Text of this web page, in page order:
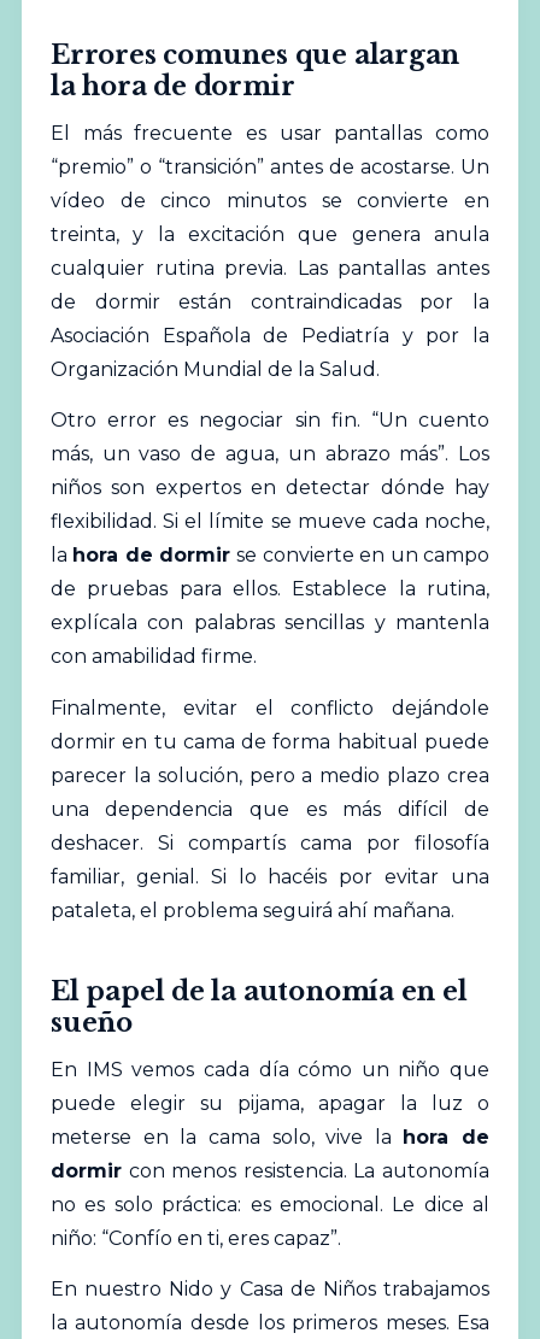
Errores comunes que alargan
la hora de dormir
El más frecuente es usar pantallas como
“premio” o “transición” antes de acostarse. Un
vídeo de cinco minutos se convierte en
treinta, y la excitación que genera anula
cualquier rutina previa. Las pantallas antes
de dormir están contraindicadas por la
Asociación Española de Pediatría y por la
Organización Mundial de la Salud.
Otro error es negociar sin fin. “Un cuento
más, un vaso de agua, un abrazo más”. Los
niños son expertos en detectar dónde hay
flexibilidad. Si el límite se mueve cada noche,
la hora de dormir se convierte en un campo
de pruebas para ellos. Establece la rutina,
explícala con palabras sencillas y mantenla
con amabilidad firme.
Finalmente, evitar el conflicto dejándole
dormir en tu cama de forma habitual puede
parecer la solución, pero a medio plazo crea
una dependencia que es más difícil de
deshacer. Si compartís cama por filosofía
familiar, genial. Si lo hacéis por evitar una
pataleta, el problema seguirá ahí mañana.
El papel de la autonomía en el
sueño
En IMS vemos cada día cómo un niño que
puede elegir su pijama, apagar la luz o
meterse en la cama solo, vive la hora de
dormircon menos resistencia. La autonomía
no es solo práctica: es emocional. Le dice al
niño: “Confío en ti, eres capaz”.
En nuestro Nido y Casa de Niños trabajamos
la autonomía desde los primeros meses. Esa